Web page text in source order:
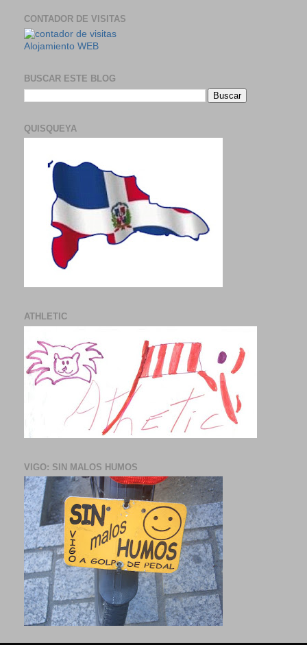
CONTADOR DE VISITAS
Alojamiento WEB
BUSCAR ESTE BLOG
QUISQUEYA
ATHLETIC
VIGO: SIN MALOS HUMOS